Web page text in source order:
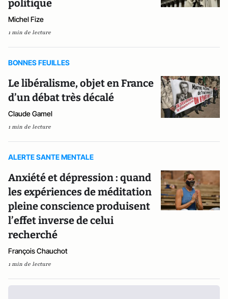
politique
Michel Fize
1 min de lecture
BONNES FEUILLES
Le libéralisme, objet en France
d’un débat très décalé
Claude Gamel
1 min de lecture
ALERTE SANTE MENTALE
Anxiété et dépression : quand
les expériences de méditation
pleine conscience produisent
l’effet inverse de celui
recherché
François Chauchot
1 min de lecture